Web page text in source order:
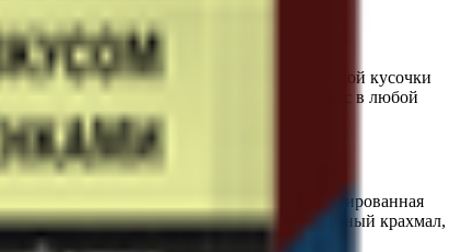
с сухариками «Maggi» , в составе которой кусочки
прекрасно утолит голод и согреет вас в любой
вода, соль, дрожжи), сахар, йодированная
подсолнечное, кукурузный соус (кукурузный крахмал,